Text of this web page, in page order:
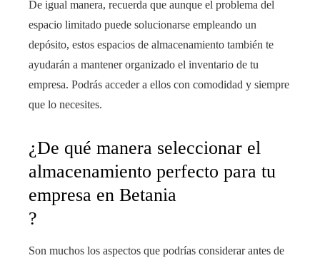
De igual manera, recuerda que aunque el problema del
espacio limitado puede solucionarse empleando un
depósito, estos espacios de almacenamiento también te
ayudarán a mantener organizado el inventario de tu
empresa. Podrás acceder a ellos con comodidad y siempre
que lo necesites.
¿De qué manera seleccionar el
almacenamiento perfecto para tu
empresa en Betania
?
Son muchos los aspectos que podrías considerar antes de